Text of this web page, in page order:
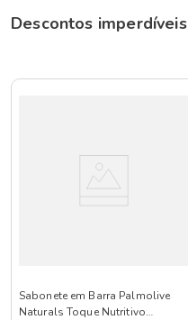
Descontos imperdíveis
Sabonete em Barra Palmolive
Naturals Toque Nutritivo